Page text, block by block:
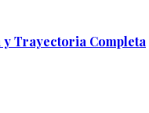
Trayectoria Completa